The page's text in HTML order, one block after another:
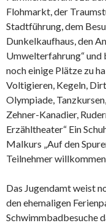
Flohmarkt, der
Stadtführung, dem
Dunkelkaufhaus, den
Umwelterfahrung“
noch einige Plätze zu
Voltigieren, Kegeln,
Olympiade,
Zehner-Kanadier,
Erzähltheater“ Ein
Malkurs „Auf den
Teilnehmer
Das Jugendamt weist
den ehemaligen
Schwimmbadbesuche